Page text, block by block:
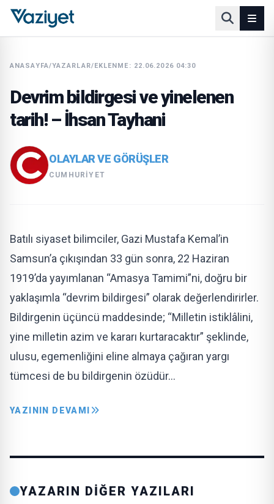
ANASAYFA/YAZARLAR/EKLENME: 22.06.2026 04:30
Devrim bildirgesi ve yinelenen
tarih! – İhsan Tayhani
OLAYLAR VE GÖRÜŞLER
CUMHURIYET
Batılı siyaset bilimciler, Gazi Mustafa Kemal’in
Samsun’a çıkışından 33 gün sonra, 22 Haziran
1919’da yayımlanan “Amasya Tamimi”ni, doğru bir
yaklaşımla “devrim bildirgesi” olarak değerlendirirler.
Bildirgenin üçüncü maddesinde; “Milletin istiklâlini,
yine milletin azim ve kararı kurtaracaktır” şeklinde,
ulusu, egemenliğini eline almaya çağıran yargı
tümcesi de bu bildirgenin özüdür…
YAZININ DEVAMI
YAZARIN DİĞER YAZILARI